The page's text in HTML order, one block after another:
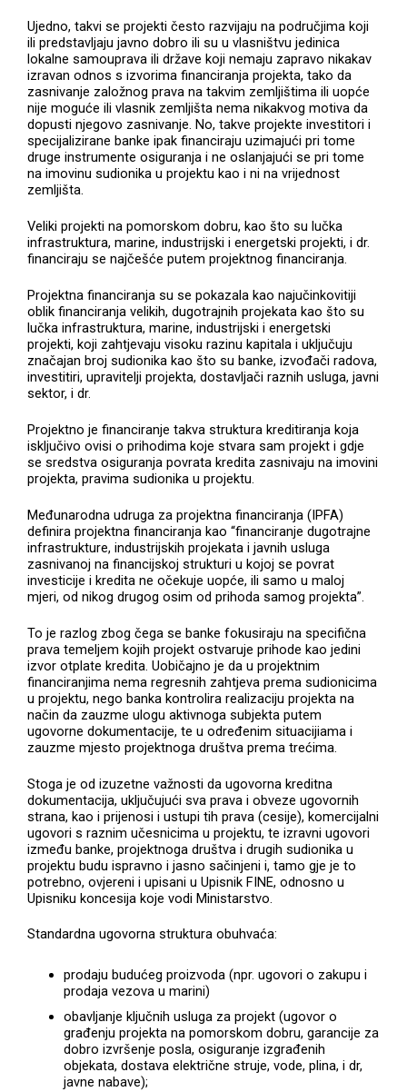
Ujedno, takvi se projekti često razvijaju na područjima koji
ili predstavljaju javno dobro ili su u vlasništvu jedinica
lokalne samouprava ili države koji nemaju zapravo nikakav
izravan odnos s izvorima financiranja projekta, tako da
zasnivanje založnog prava na takvim zemljištima ili uopće
nije moguće ili vlasnik zemljišta nema nikakvog motiva da
dopusti njegovo zasnivanje. No, takve projekte investitori i
specijalizirane banke ipak financiraju uzimajući pri tome
druge instrumente osiguranja i ne oslanjajući se pri tome
na imovinu sudionika u projektu kao i ni na vrijednost
zemljišta.
Veliki projekti na pomorskom dobru, kao što su lučka
infrastruktura, marine, industrijski i energetski projekti, i dr.
financiraju se najčešće putem projektnog financiranja.
Projektna financiranja su se pokazala kao najučinkovitiji
oblik financiranja velikih, dugotrajnih projekata kao što su
lučka infrastruktura, marine, industrijski i energetski
projekti, koji zahtjevaju visoku razinu kapitala i uključuju
značajan broj sudionika kao što su banke, izvođači radova,
investitiri, upravitelji projekta, dostavljači raznih usluga, javni
sektor, i dr.
Projektno je financiranje takva struktura kreditiranja koja
isključivo ovisi o prihodima koje stvara sam projekt i gdje
se sredstva osiguranja povrata kredita zasnivaju na imovini
projekta, pravima sudionika u projektu.
Međunarodna udruga za projektna financiranja (IPFA)
definira projektna financiranja kao “financiranje dugotrajne
infrastrukture, industrijskih projekata i javnih usluga
zasnivanoj na financijskoj strukturi u kojoj se povrat
investicije i kredita ne očekuje uopće, ili samo u maloj
mjeri, od nikog drugog osim od prihoda samog projekta”.
To je razlog zbog čega se banke fokusiraju na specifična
prava temeljem kojih projekt ostvaruje prihode kao jedini
izvor otplate kredita. Uobičajno je da u projektnim
financiranjima nema regresnih zahtjeva prema sudionicima
u projektu, nego banka kontrolira realizaciju projekta na
način da zauzme ulogu aktivnoga subjekta putem
ugovorne dokumentacije, te u određenim situacijiama i
zauzme mjesto projektnoga društva prema trećima.
Stoga je od izuzetne važnosti da ugovorna kreditna
dokumentacija, uključujući sva prava i obveze ugovornih
strana, kao i prijenosi i ustupi tih prava (cesije), komercijalni
ugovori s raznim učesnicima u projektu, te izravni ugovori
između banke, projektnoga društva i drugih sudionika u
projektu budu ispravno i jasno sačinjeni i, tamo gje je to
potrebno, ovjereni i upisani u Upisnik FINE, odnosno u
Upisniku koncesija koje vodi Ministarstvo.
Standardna ugovorna struktura obuhvaća:
prodaju budućeg proizvoda (npr. ugovori o zakupu i
prodaja vezova u marini)
obavljanje ključnih usluga za projekt (ugovor o
građenju projekta na pomorskom dobru, garancije za
dobro izvršenje posla, osiguranje izgrađenih
objekata, dostava električne struje, vode, plina, i dr,
javne nabave);